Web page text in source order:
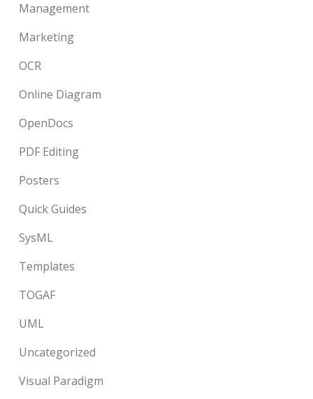
Management
Marketing
OCR
Online Diagram
OpenDocs
PDF Editing
Posters
Quick Guides
SysML
Templates
TOGAF
UML
Uncategorized
Visual Paradigm